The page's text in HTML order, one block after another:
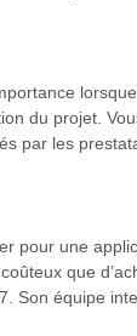
du projet.
par les
pour une
que
Son équipe